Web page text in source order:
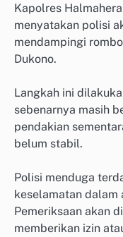
Kapolres
menyatakan polisi
mendampingi
Dukono.
Langkah ini
sebenarnya masih
pendakian
belum stabil.
Polisi menduga
keselamatan dalam
Pemeriksaan akan
memberikan izin